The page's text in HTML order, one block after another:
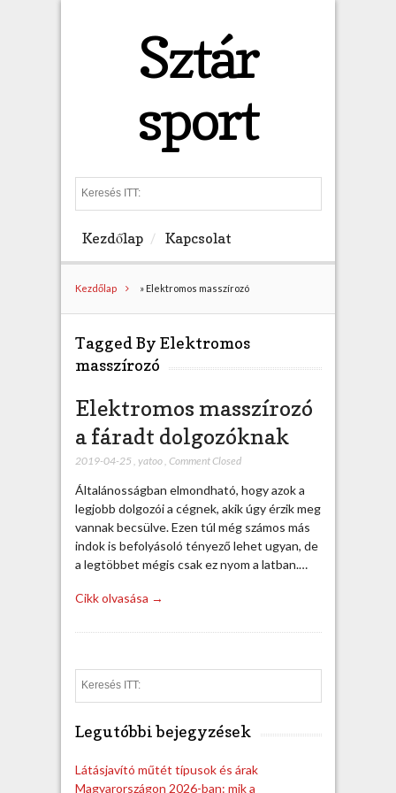
Sztár
sport
e
h
Kezdőlap Kapcsolat
Kezdőlap » Elektromos masszírozó
Tagged By Elektromos
masszírozó
Elektromos masszírozó
a fáradt dolgozóknak
2019-04-25 yatoo, Comment Closed
Általánosságban elmondható, hogy azok a
legjobb dolgozói a cégnek, akik úgy érzik meg
vannak becsülve. Ezen túl még számos más
indok is befolyásoló tényező lehet ugyan, de
a legtöbbet mégis csak ez nyom a latban.…
Cikk olvasása →
e
Legutóbbi bejegyzések
Látásjavító műtét típusok és árak
Magyarországon 2026-ban: mik a